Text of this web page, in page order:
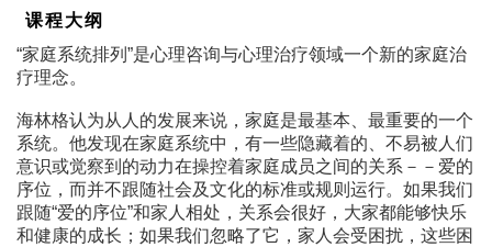
课程大纲
“家庭系统排列”是心理咨询与心理治疗领域一个新的家庭治
疗理念。
海林格认为从人的发展来说，家庭是最基本、最重要的一个
系统。他发现在家庭系统中，有一些隐藏着的、不易被人们
意识或觉察到的动力在操控着家庭成员之间的关系－－爱的
序位，而并不跟随社会及文化的标准或规则运行。如果我们
跟随“爱的序位”和家人相处，关系会很好，大家都能够快乐
和健康的成长；如果我们忽略了它，家人会受困扰，这些困